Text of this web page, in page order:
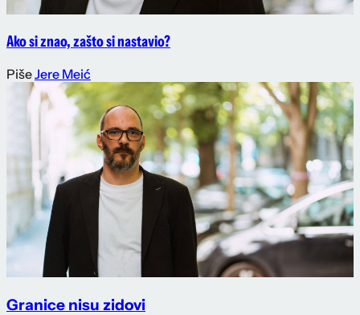
Ako si znao, zašto si nastavio?
PišeJere Meić
Granice nisu zidovi